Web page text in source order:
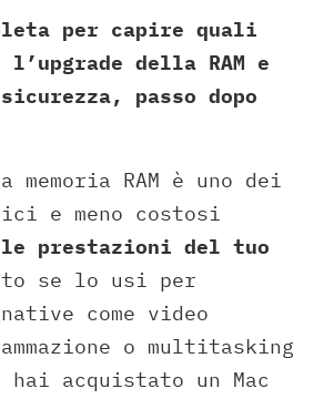
per capire quali
l’upgrade della RAM e
passo dopo
memoria RAM è uno dei
e meno costosi
le prestazioni del tuo
se lo usi per
come video
o multitasking
hai acquistato un Mac